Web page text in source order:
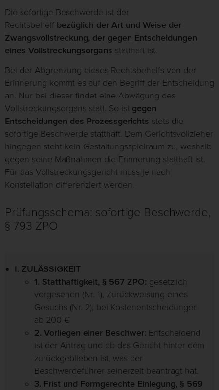
Die sofortige Beschwerde ist der
Rechtsbehelf bezüglich der Art und Weise der
Zwangsvollstreckung, der gegen Entscheidungen
eines Vollstreckungsorgans statthaft ist.
Bei der Abgrenzung dieses Rechtsbehelfs von der
Erinnerung kommt es auf den Begriff der Entscheidung
an. Nur bei dieser findet eine Abwägung des
Vollstreckungsorgans statt. So ist gegen
Entscheidungen des Prozessgerichts stets die
sofortige Beschwerde statthaft. Dem Gerichtsvollzieher
hingegen steht kein Gestaltungsspielraum zu, weshalb
gegen seine Maßnahmen die Erinnerung statthaft ist.
Für das Vollstreckungsgericht muss je nach
Konstellation differenziert werden.
Prüfungsschema: sofortige Beschwerde,
§ 793 ZPO
I. ZULÄSSIGKEIT
1. Statthaftigkeit, § 567 ZPO: gesetzlich
vorgesehen (Nr. 1), Zurückweisung eines
Gesuchs (Nr. 2), bei Kostenentscheidungen
ab 200 €
2. Vorliegen einer Beschwer: Entscheidend
ist der Antrag und ob das Gericht hinter dem
zurückgeblieben ist, was der
Beschwerdeführer seinerzeit beantragt hat.
3. Frist und Formgerechte Einlegung, § 569